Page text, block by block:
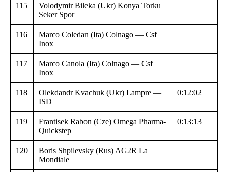
115
Volodymir Bileka (Ukr) Konya Torku
Seker Spor
116
Marco Coledan (Ita) Colnago — Csf
Inox
117
Marco Canola (Ita) Colnago — Csf
Inox
118
Olekdandr Kvachuk (Ukr) Lampre —
ISD
0:12:02
119
Frantisek Rabon (Cze) Omega Pharma-
Quickstep
0:13:13
120
Boris Shpilevsky (Rus) AG2R La
Mondiale